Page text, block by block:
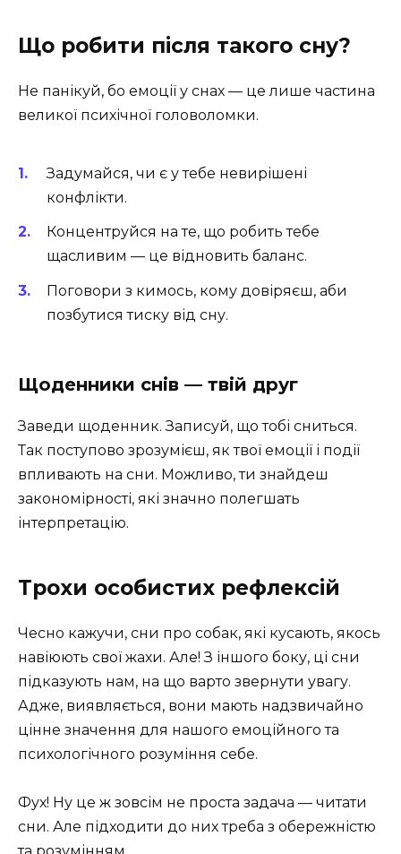
Що робити після такого сну?
Не панікуй, бо емоції у снах — це лише частина
великої психічної головоломки.
Задумайся, чи є у тебе невирішені
конфлікти.
Концентруйся на те, що робить тебе
щасливим — це відновить баланс.
Поговори з кимось, кому довіряєш, аби
позбутися тиску від сну.
Щоденники снів — твій друг
Заведи щоденник. Записуй, що тобі сниться.
Так поступово зрозумієш, як твої емоції і події
впливають на сни. Можливо, ти знайдеш
закономірності, які значно полегшать
інтерпретацію.
Трохи особистих рефлексій
Чесно кажучи, сни про собак, які кусають, якось
навіюють свої жахи. Але! З іншого боку, ці сни
підказують нам, на що варто звернути увагу.
Адже, виявляється, вони мають надзвичайно
цінне значення для нашого емоційного та
психологічного розуміння себе.
Фух! Ну це ж зовсім не проста задача — читати
сни. Але підходити до них треба з обережністю